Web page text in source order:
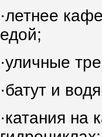
·летнее
едой;
·уличные
·батут и
·катания на